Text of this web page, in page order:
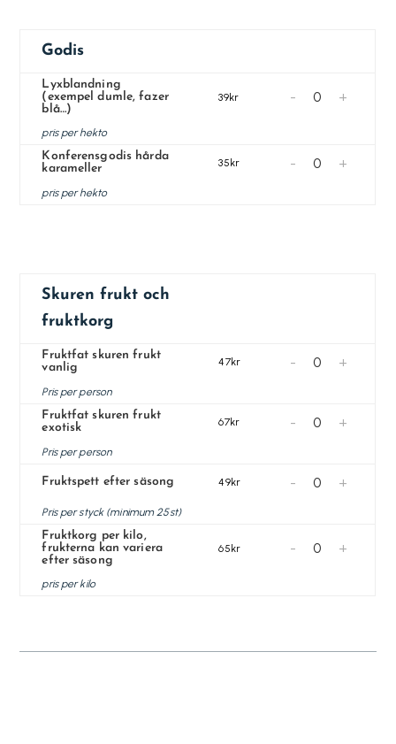
Godis
Lyxblandning
(exempel dumle, fazer
blå…)
39kr - +
pris per hekto
Konferensgodis hårda
karameller
35kr - +
pris per hekto
Skuren frukt och
fruktkorg
Fruktfat skuren frukt
vanlig
47kr - +
Pris per person
Fruktfat skuren frukt
exotisk
67kr - +
Pris per person
Fruktspett efter säsong 49kr - +
Pris per styck (minimum 25st)
Fruktkorg per kilo,
frukterna kan variera
efter säsong
65kr - +
pris per kilo